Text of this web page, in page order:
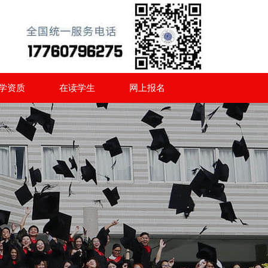
资质 在读学生 网上报名